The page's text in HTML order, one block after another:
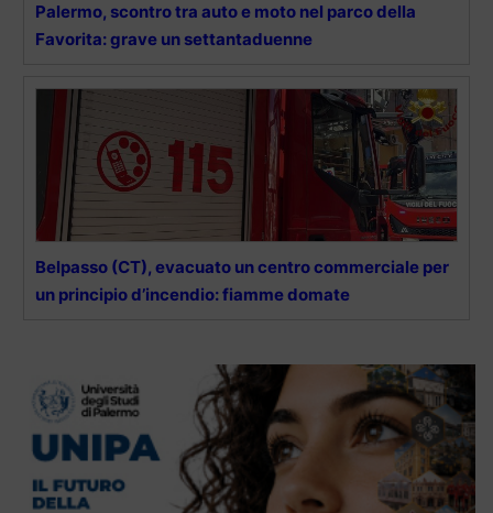
Palermo, scontro tra auto e moto nel parco della
Favorita: grave un settantaduenne
Belpasso (CT), evacuato un centro commerciale per
un principio d’incendio: fiamme domate